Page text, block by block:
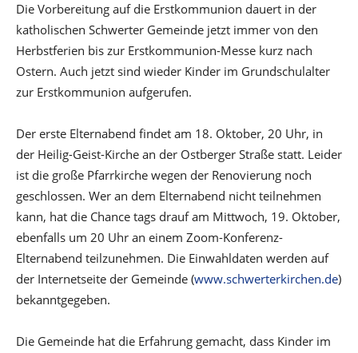
Die Vorbereitung auf die Erstkommunion dauert in der
katholischen Schwerter Gemeinde jetzt immer von den
Herbstferien bis zur Erstkommunion-Messe kurz nach
Ostern. Auch jetzt sind wieder Kinder im Grundschulalter
zur Erstkommunion aufgerufen.
Der erste Elternabend findet am 18. Oktober, 20 Uhr, in
der Heilig-Geist-Kirche an der Ostberger Straße statt. Leider
ist die große Pfarrkirche wegen der Renovierung noch
geschlossen. Wer an dem Elternabend nicht teilnehmen
kann, hat die Chance tags drauf am Mittwoch, 19. Oktober,
ebenfalls um 20 Uhr an einem Zoom-Konferenz-
Elternabend teilzunehmen. Die Einwahldaten werden auf
der Internetseite der Gemeinde (www.schwerterkirchen.de)
bekanntgegeben.
Die Gemeinde hat die Erfahrung gemacht, dass Kinder im